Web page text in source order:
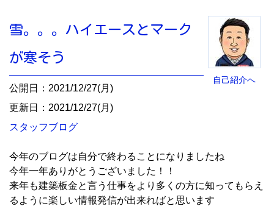
自己紹介へ
雪。。。ハイエースとマーク
が寒そう
公開日：2021/12/27(月)
更新日：2021/12/27(月)
スタッフブログ
今年のブログは自分で終わることになりましたね
今年一年ありがとうございました！！
来年も建築板金と言う仕事をより多くの方に知ってもらえ
るように楽しい情報発信が出来ればと思います